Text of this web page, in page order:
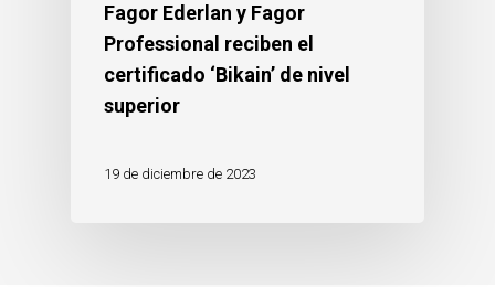
Fagor Ederlan y Fagor
Professional reciben el
certificado ‘Bikain’ de nivel
superior
19 de diciembre de 2023